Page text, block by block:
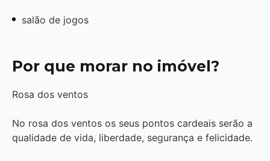
salão de jogos
Por que morar no imóvel?
Rosa dos ventos
No rosa dos ventos os seus pontos cardeais serão a
qualidade de vida, liberdade, segurança e felicidade.